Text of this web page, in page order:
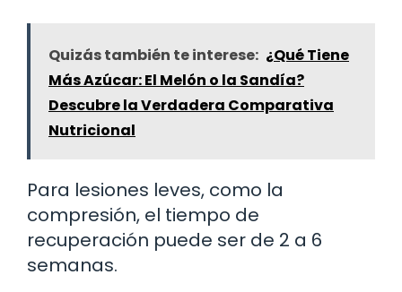
Quizás también te interese: ¿Qué Tiene
Más Azúcar: El Melón o la Sandía?
Descubre la Verdadera Comparativa
Nutricional
Para lesiones leves, como la
compresión, el tiempo de
recuperación puede ser de 2 a 6
semanas.